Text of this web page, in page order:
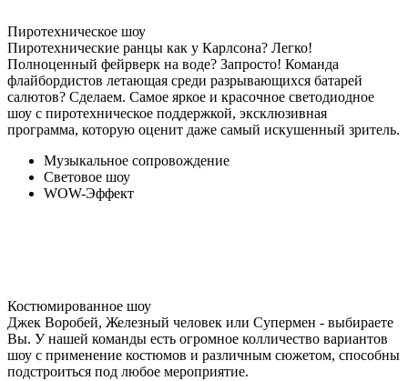
Пиротехническое шоу
Пиротехнические ранцы как у Карлсона? Легко!
Полноценный фейрверк на воде? Запросто! Команда
флайбордистов летающая среди разрывающихся батарей
салютов? Сделаем. Самое яркое и красочное светодиодное
шоу с пиротехническое поддержкой, эксклюзивная
программа, которую оценит даже самый искушенный зритель.
Музыкальное сопровождение
Световое шоу
WOW-Эффект
Костюмированное шоу
Джек Воробей, Железный человек или Супермен - выбираете
Вы. У нашей команды есть огромное колличество вариантов
шоу с применение костюмов и различным сюжетом, способны
подстроиться под любое мероприятие.